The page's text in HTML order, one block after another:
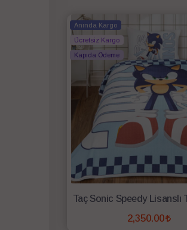
Anında Kargo
Ücretsiz Kargo
Kapıda Ödeme
2,350.00